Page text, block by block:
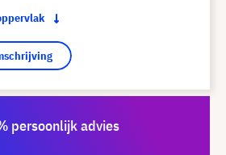
persoonlijk advies